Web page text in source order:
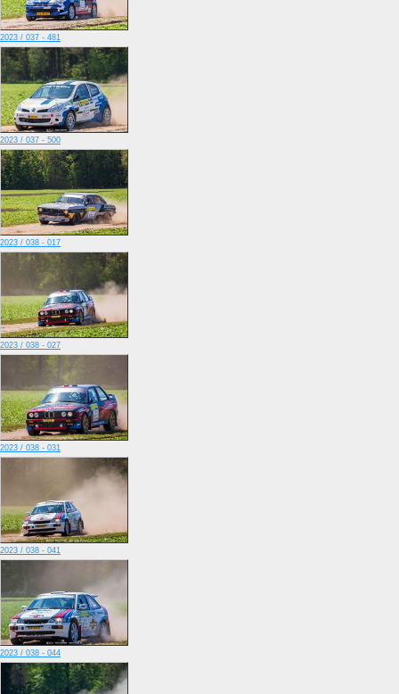
2023 / 037 - 481
2023 / 037 - 500
2023 / 038 - 017
2023 / 038 - 027
2023 / 038 - 031
2023 / 038 - 041
2023 / 038 - 044